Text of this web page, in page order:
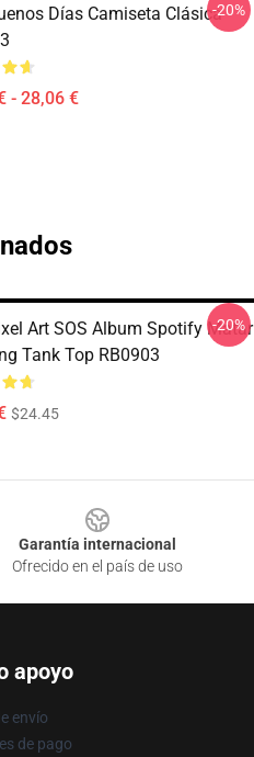
Días Camiseta Clásica
- 28,06 €
-20%
Art SOS Album Spotify Matar
Tank Top RB0903
$24.45
-20%
Garantía internacional
Ofrecido en el país de uso
apoyo
envío
de pago